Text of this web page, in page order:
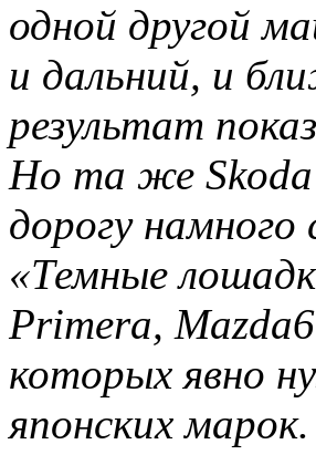
одной другой
и дальний, и
результат
Но та же Skoda
дорогу намного
«Темные
Primera,
которых явно
японских